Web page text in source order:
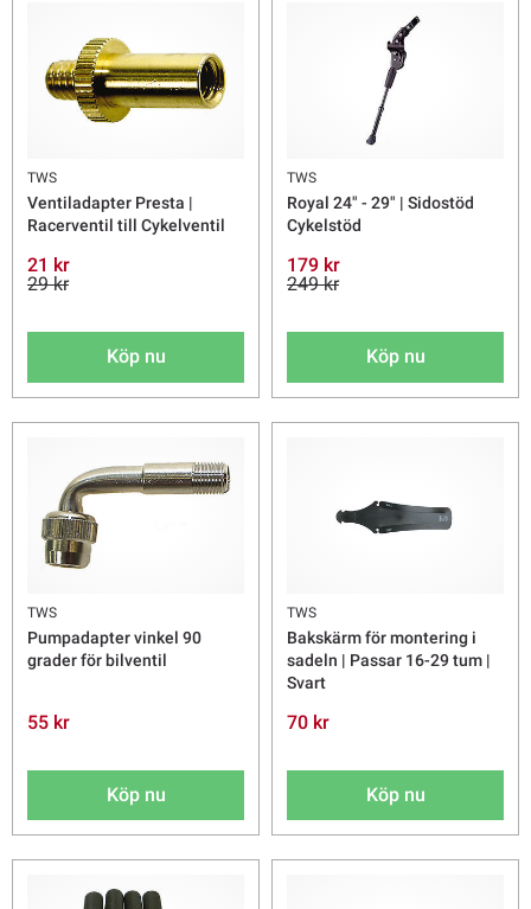
TWS
Ventiladapter Presta |
Racerventil till Cykelventil
21 kr
29 kr
Köp nu
TWS
Royal 24" - 29" | Sidostöd
Cykelstöd
179 kr
249 kr
Köp nu
TWS
Pumpadapter vinkel 90
grader för bilventil
55 kr
Köp nu
TWS
Bakskärm för montering i
sadeln | Passar 16-29 tum |
Svart
70 kr
Köp nu